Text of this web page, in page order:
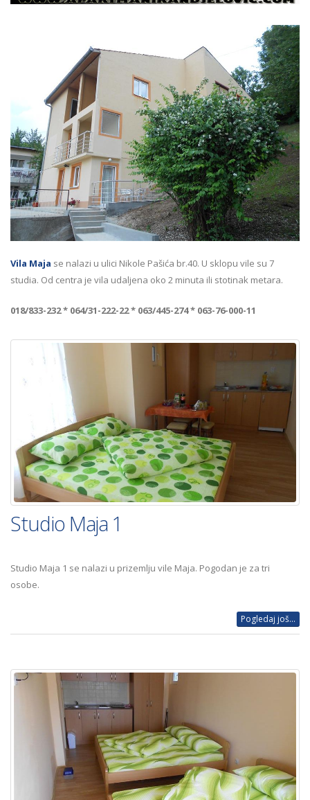
Vila Maja se nalazi u ulici Nikole Pašića br.40. U sklopu vile su 7
studia. Od centra je vila udaljena oko 2 minuta ili stotinak metara.
018/833-232 * 064/31-222-22 * 063/445-274 * 063-76-000-11
Studio Maja 1
Studio Maja 1 se nalazi u prizemlju vile Maja. Pogodan je za tri
osobe.
Pogledaj još...